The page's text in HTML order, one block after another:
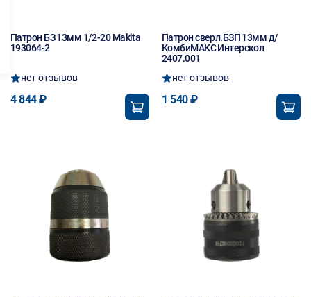
Патрон БЗ 13мм 1/2-20 Makita
193064-2
нет отзывов
4 844 ₽
Патрон сверл.БЗП 13мм д/
КомбиМАКС Интерскол
2407.001
нет отзывов
1 540 ₽